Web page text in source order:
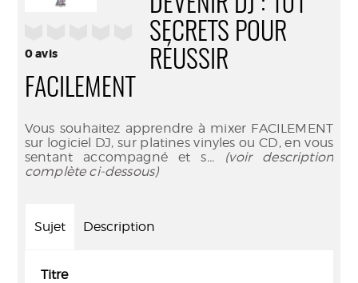
0avis
SECRETS POUR
RÉUSSIR
FACILEMENT
Vous souhaitez apprendre à mixer FACILEMENT
sur logiciel DJ, sur platines vinyles ou CD, en vous
sentant accompagné et s... (voir description
complète ci-dessous)
Sujet Description
Titre